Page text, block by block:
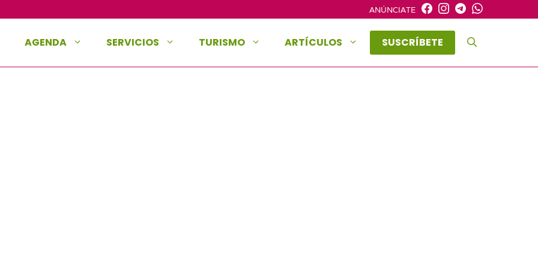
ANÚNCIATE
AGENDA SERVICIOS TURISMO ARTÍCULOS SUSCRÍBETE